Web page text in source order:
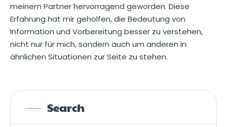
meinem Partner hervorragend geworden. Diese
Erfahrung hat mir geholfen, die Bedeutung von
Information und Vorbereitung besser zu verstehen,
nicht nur für mich, sondern auch um anderen in
ähnlichen Situationen zur Seite zu stehen.
Search